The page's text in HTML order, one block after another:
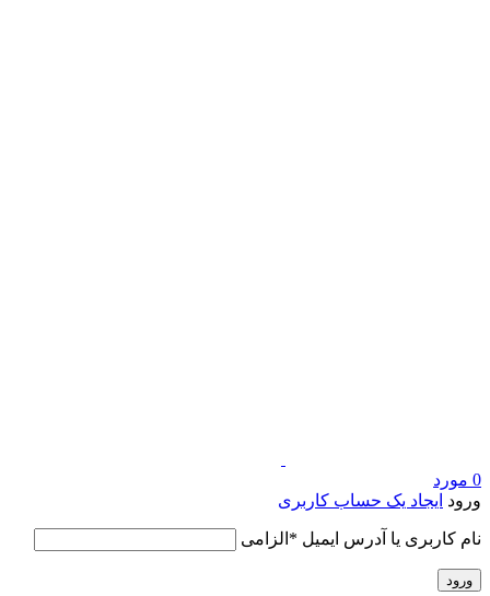
0 مورد
ورود ایجاد یک حساب کاربری
نام کاربری یا آدرس ایمیل * الزامی
ورود